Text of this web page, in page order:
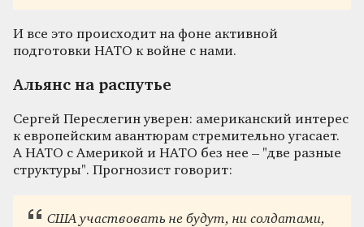
И все это происходит на фоне активной
подготовки НАТО к войне с нами.
Альянс на распутье
Сергей Переслегин уверен: американский интерес
к европейским авантюрам стремительно угасает.
А НАТО с Америкой и НАТО без нее – "две разные
структуры". Прогнозист говорит:
США участвовать не будут, ни солдатами,